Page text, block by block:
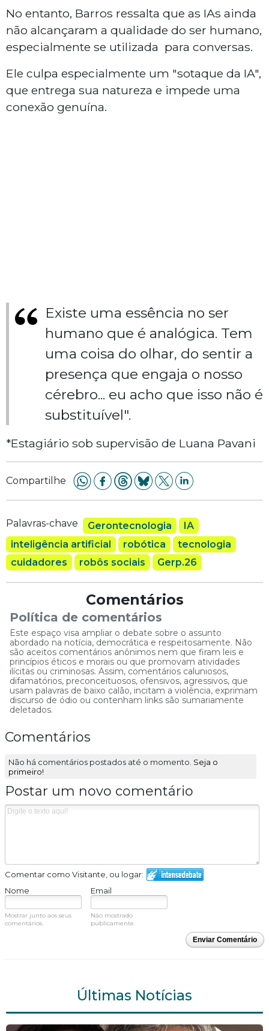
No entanto, Barros ressalta que as IAs ainda
não alcançaram a qualidade do ser humano,
especialmente se utilizada para conversas.
Ele culpa especialmente um "sotaque da IA",
que entrega sua natureza e impede uma
conexão genuína.
Existe uma essência no ser
humano que é analógica. Tem
uma coisa do olhar, do sentir a
presença que engaja o nosso
cérebro... eu acho que isso não é
substituível".
*Estagiário sob supervisão de Luana Pavani
Compartilhe
Palavras-chave Gerontecnologia
IA
inteligência artificial
robótica
tecnologia
cuidadores
robôs sociais Gerp.26
Comentários
Política de comentários
Este espaço visa ampliar o debate sobre o assunto
abordado na notícia, democrática e respeitosamente. Não
são aceitos comentários anônimos nem que firam leis e
princípios éticos e morais ou que promovam atividades
ilícitas ou criminosas. Assim, comentários caluniosos,
difamatórios, preconceituosos, ofensivos, agressivos, que
usam palavras de baixo calão, incitam a violência, exprimam
discurso de ódio ou contenham links são sumariamente
deletados.
Comentários
Não há comentários postados até o momento. Seja o
primeiro!
Postar um novo comentário
Comentar como Visitante, ou logar:
Nome
Email
Mostrar junto aos seus
comentários.
Não mostrado
publicamente.
Enviar Comentário
Últimas Notícias